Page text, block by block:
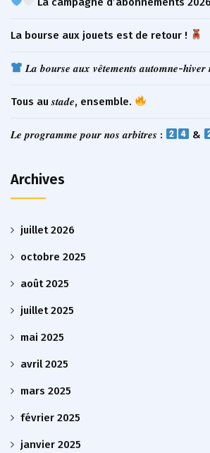
La bourse aux jouets est de retour !
𝑳𝒂 𝒃𝒐𝒖𝒓𝒔𝒆 𝒂𝒖𝒙 𝒗𝒆̂𝒕𝒆𝒎𝒆𝒏𝒕𝒔 𝒂𝒖𝒕𝒐𝒎𝒏𝒆-𝒉𝒊𝒗𝒆𝒓
Tous au 𝒔𝒕𝒂𝒅𝒆, ensemble.
𝑳𝒆 𝒑𝒓𝒐𝒈𝒓𝒂𝒎𝒎𝒆 𝒑𝒐𝒖𝒓 𝒏𝒐𝒔 𝒂𝒓𝒃𝒊𝒕𝒓𝒆𝒔 : &
Archives
juillet 2026
octobre 2025
août 2025
juillet 2025
mai 2025
avril 2025
mars 2025
février 2025
janvier 2025